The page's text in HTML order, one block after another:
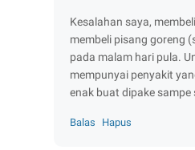
Kesalahan saya,
membeli pisang goreng
pada malam hari pula.
mempunyai penyakit
enak buat dipake sampe
Balas Hapus